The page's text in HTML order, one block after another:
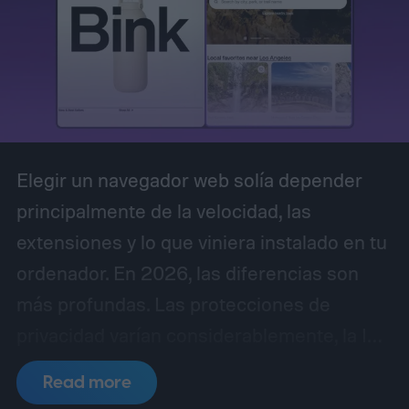
Elegir un navegador web solía depender
principalmente de la velocidad, las
extensiones y lo que viniera instalado en tu
ordenador. En 2026, las diferencias son
se está filtrando en el propio navegador, y
cosas como la gestión de pestañas y la
Read more